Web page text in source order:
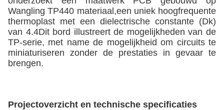
Wangling TP440 materiaal,een uniek hoogfrequente
thermoplast met een dielectrische constante (Dk)
van 4.4Dit bord illustreert de mogelijkheden van de
TP-serie, met name de mogelijkheid om circuits te
miniaturiseren zonder de prestaties in gevaar te
brengen.
Projectoverzicht en technische specificaties